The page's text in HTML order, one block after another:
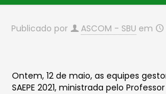
Publicado por ASCOM - SBU em
Ontem, 12 de maio, as equipes
SAEPE 2021, ministrada pelo